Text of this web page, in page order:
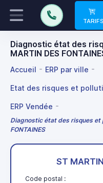
TARIFS
Diagnostic état des
MARTIN DES
Accueil ERP par ville
Etat des risques et
ERP Vendée
Diagnostic état des risques et
FONTAINES
ST
Code postal :